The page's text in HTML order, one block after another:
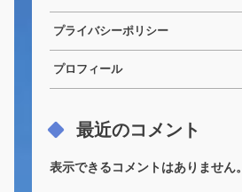
プライバシーポリシー
プロフィール
最近のコメント
表示できるコメントはありません。